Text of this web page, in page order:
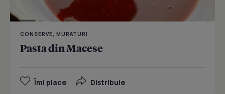
CONSERVE, MURATURI
Pasta din Macese
Îmi place Distribuie